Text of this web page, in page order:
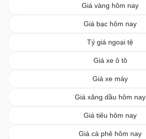
Giá vàng hôm nay
Giá bạc hôm nay
Tỷ giá ngoại tệ
Giá xe ô tô
Giá xe máy
Giá xăng dầu hôm nay
Giá tiêu hôm nay
Giá cà phê hôm nay